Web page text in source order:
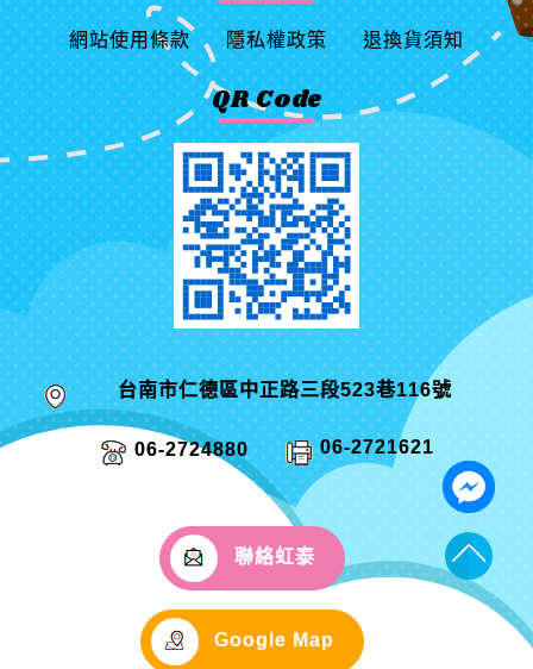
網站使用條款 隱私權政策 退換貨須知
QR Code
台南市仁德區中正路三段523巷116號
06-2724880 06-2721621
聯絡虹泰
Google Map